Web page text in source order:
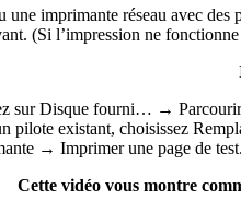
une imprimante réseau avec
(Si l’impression ne
sur Disque fourni… →
pilote existant, choisissez
→ Imprimer une page de test.
Cette vidéo vous montre